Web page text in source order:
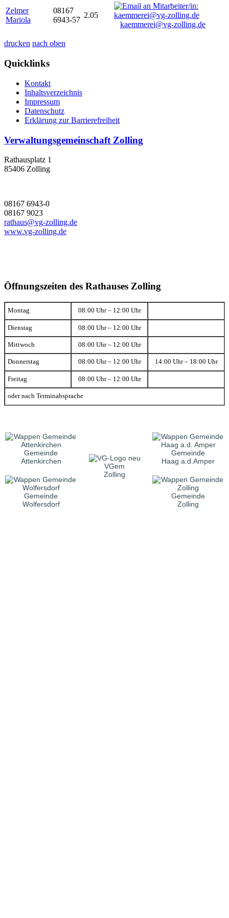
Zelmer
Mariola
08167
6943-57
2.05
kaemmerei@vg-zolling.de
drucken nach oben
Quicklinks
Kontakt
Inhaltsverzeichnis
Impressum
Datenschutz
Erklärung zur Barrierefreiheit
Verwaltungsgemeinschaft Zolling
Rathausplatz 1
85406 Zolling
08167 6943-0
08167 9023
rathaus@vg-zolling.de
www.vg-zolling.de
Öffnungszeiten des Rathauses Zolling
Montag 08:00 Uhr – 12:00 Uhr
Dienstag 08:00 Uhr – 12:00 Uhr
Mittwoch 08:00 Uhr – 12:00 Uhr
Donnerstag 08:00 Uhr – 12:00 Uhr 14:00 Uhr – 18:00 Uhr
Freitag 08:00 Uhr – 12:00 Uhr
oder nach Terminabsprache
Gemeinde
Attenkirchen
VGem
Zolling
Gemeinde
Haag a.d.Amper
Gemeinde
Wolfersdorf
Gemeinde
Zolling